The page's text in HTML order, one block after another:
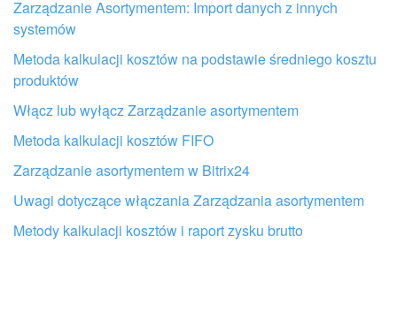
Otrzymaj pomoc przy konfiguracji
Bitrix24 od lokalnych specjalistów
Zarządzanie Asortymentem: Import danych z innych
systemów
Metoda kalkulacji kosztów na podstawie średniego kosztu
produktów
Włącz lub wyłącz Zarządzanie asortymentem
Metoda kalkulacji kosztów FIFO
Zarządzanie asortymentem w Bitrix24
Uwagi dotyczące włączania Zarządzania asortymentem
Metody kalkulacji kosztów i raport zysku brutto